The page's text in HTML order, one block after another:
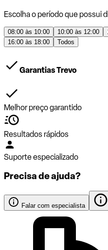
Escolha o período que possui
08:00 às 10:00 10:00 às 12:00
16:00 às 18:00
Todos
Garantias Trevo
Melhor preço garantido
Resultados rápidos
Suporte especializado
Precisa de ajuda?
Falar com especialista